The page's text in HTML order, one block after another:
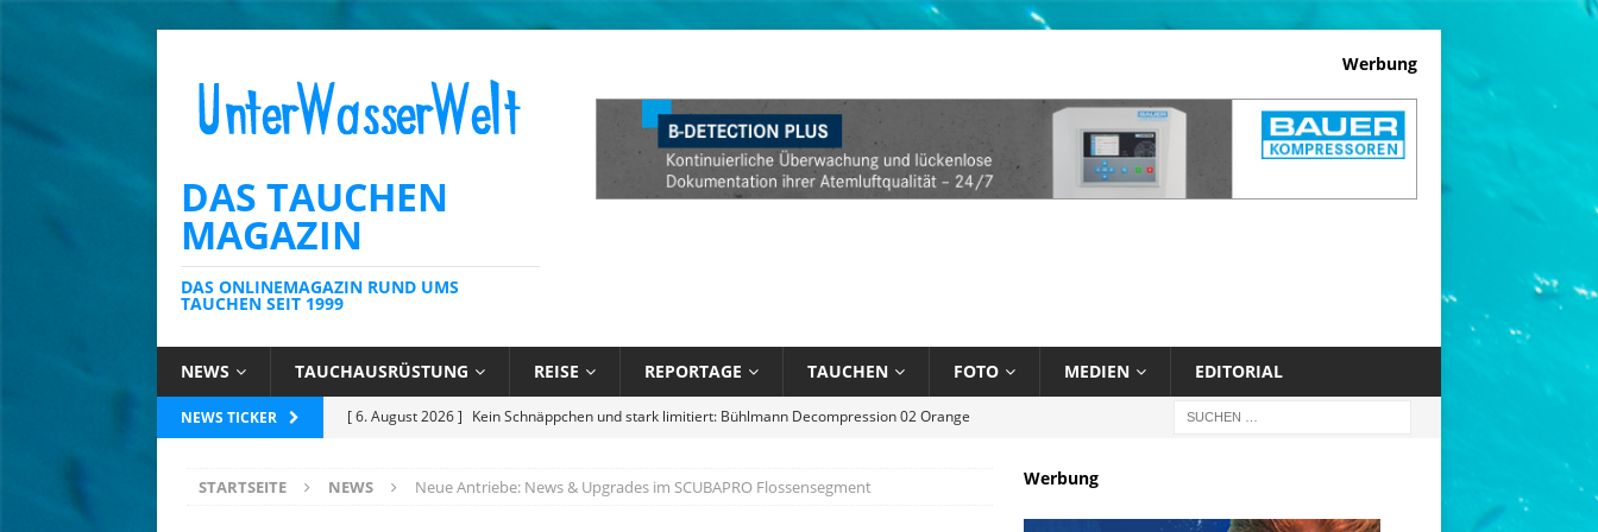
DAS TAUCHEN
MAGAZIN
DAS ONLINEMAGAZIN RUND UMS
TAUCHEN SEIT 1999
Werbung
NEWS TAUCHAUSRÜSTUNG REISE REPORTAGE TAUCHEN FOTO MEDIEN EDITORIAL
NEWS TICKER [ 6. August 2026 ] Die Karibik unter Wasser mit Sandals Resorts
NEWS
[ 3. August 2026 ] Ins Tiefe Blau – Was ich unter Wasser lernte
BÜCHER
STARTSEITE NEWS Neue Antriebe: News & Upgrades im SCUBAPRO Flossensegment Werbung